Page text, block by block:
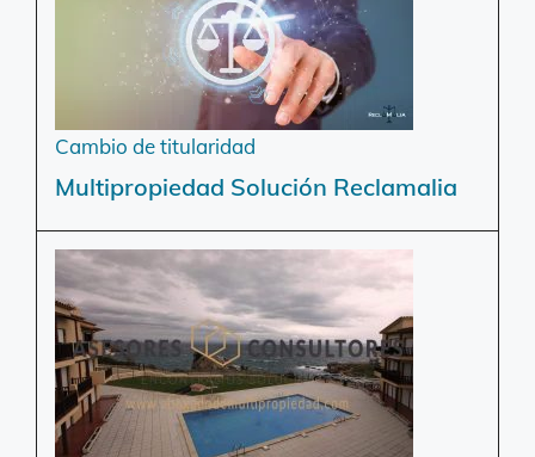
Cambio de titularidad
Multipropiedad Solución Reclamalia